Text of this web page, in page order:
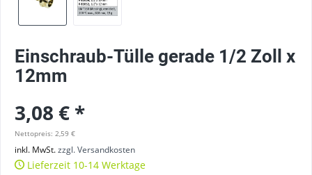
Einschraub-Tülle gerade 1/2 Zoll x
12mm
3,08 € *
Nettopreis: 2,59 €
inkl. MwSt.zzgl. Versandkosten
Lieferzeit 10-14 Werktage